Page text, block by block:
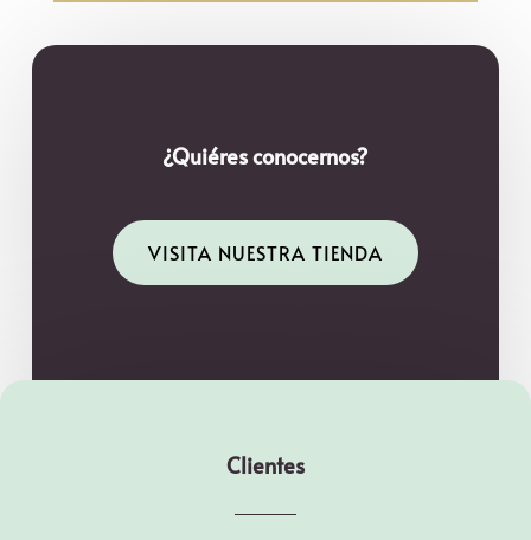
¿Quiéres conocernos?
VISITA NUESTRA TIENDA
Clientes